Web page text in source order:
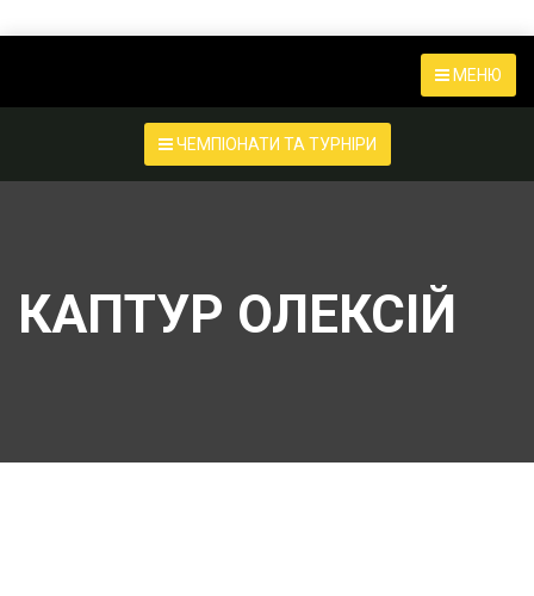
МЕНЮ
ЧЕМПІОНАТИ ТА ТУРНІРИ
КАПТУР ОЛЕКСІЙ